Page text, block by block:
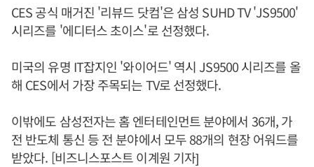
CES 공식 매거진 '리뷰드 닷컴'은 삼성 SUHD TV 'JS9500'
시리즈를 '에디터스 초이스'로 선정했다.
미국의 유명 IT잡지인 '와이어드' 역시 JS9500 시리즈를 올
해 CES에서 가장 주목되는 TV로 선정했다.
이밖에도 삼성전자는 홈 엔터테인먼트 분야에서 36개, 가
전 반도체 통신 등 전 분야에서 모두 88개의 현장 어워드를
받았다. [비즈니스포스트 이계원 기자]